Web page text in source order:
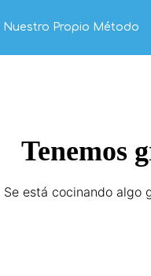
Nuestro Propio Método
Tenemos
Se está cocinando algo